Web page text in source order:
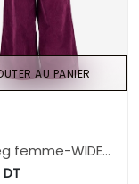
femme-WIDED
DT
AU PANIER